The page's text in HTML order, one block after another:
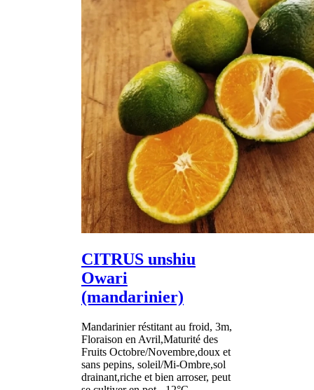
CITRUS unshiu
Owari
(mandarinier)
Mandarinier réstitant au froid, 3m,
Floraison en Avril,Maturité des
Fruits Octobre/Novembre,doux et
sans pepins, soleil/Mi-Ombre,sol
drainant,riche et bien arroser, peut